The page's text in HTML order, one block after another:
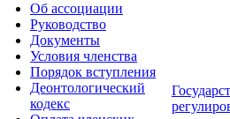
Об ассоциации
Руководство
Документы
Условия членства
Порядок вступления
Деонтологический
кодекс